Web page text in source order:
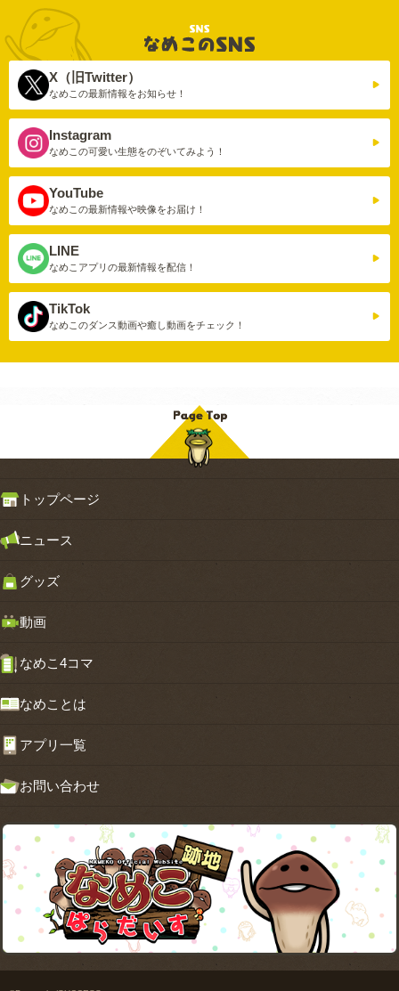
X（旧Twitter）
なめこの最新情報をお知らせ！
Instagram
なめこの可愛い生態をのぞいてみよう！
YouTube
なめこの最新情報や映像をお届け！
LINE
なめこアプリの最新情報を配信！
TikTok
なめこのダンス動画や癒し動画をチェック！
トップページ
ニュース
グッズ
動画
なめこ4コマ
なめことは
アプリ一覧
お問い合わせ